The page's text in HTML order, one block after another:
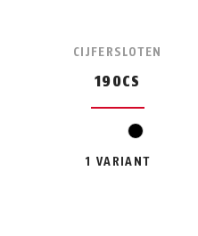
CIJFERSLOTEN
190CS
zwart
1 VARIANT